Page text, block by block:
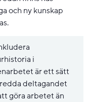
fönster.
och ny kunskap
fönster.
i
är ett sätt
deltagandet
göra arbetet än